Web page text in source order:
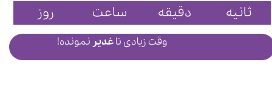
روز ساعت دقیقه ثانیه
وقت زیادی تاغدیر نمونده!